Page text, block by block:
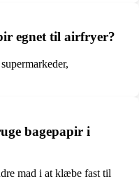
egnet til airfryer?
bagepapir i
mad i at klæbe fast til